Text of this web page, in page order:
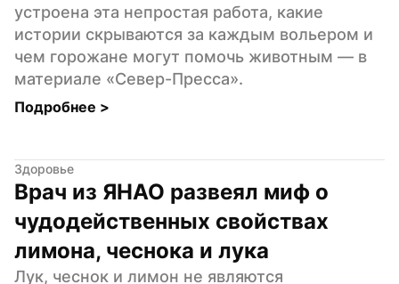
устроена эта непростая работа, какие
истории скрываются за каждым вольером и
чем горожане могут помочь животным — в
материале «Север-Пресса».
Подробнее >
Здоровье
Врач из ЯНАО развеял миф о
чудодейственных свойствах
лимона, чеснока и лука
Лук, чеснок и лимон не являются